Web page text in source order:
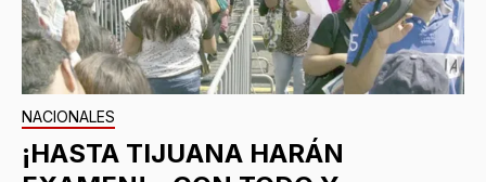
NACIONALES
¡HASTA TIJUANA HARÁN